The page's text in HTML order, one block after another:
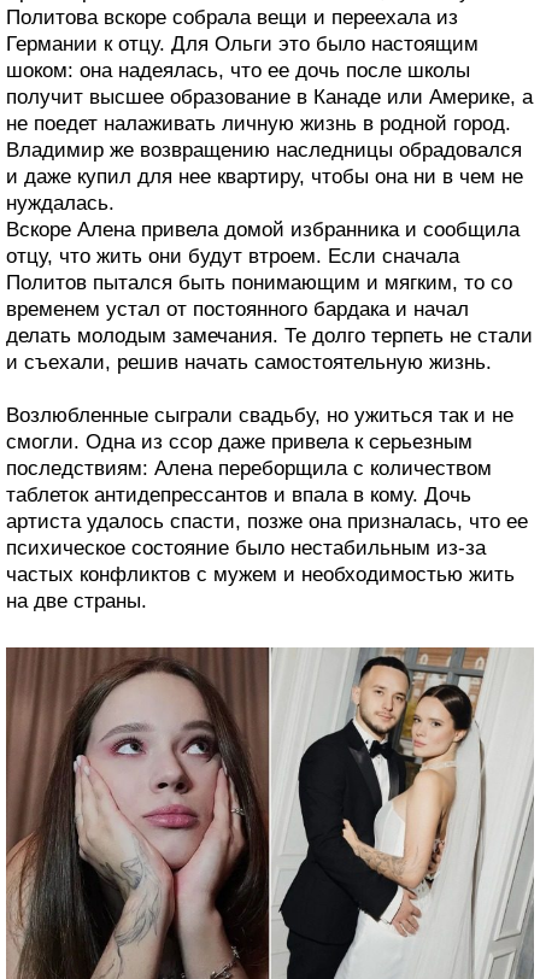
Политова вскоре собрала вещи и переехала из
Германии к отцу. Для Ольги это было настоящим
шоком: она надеялась, что ее дочь после школы
получит высшее образование в Канаде или Америке, а
не поедет налаживать личную жизнь в родной город.
Владимир же возвращению наследницы обрадовался
и даже купил для нее квартиру, чтобы она ни в чем не
нуждалась.
Вскоре Алена привела домой избранника и сообщила
отцу, что жить они будут втроем. Если сначала
Политов пытался быть понимающим и мягким, то со
временем устал от постоянного бардака и начал
делать молодым замечания. Те долго терпеть не стали
и съехали, решив начать самостоятельную жизнь.
Возлюбленные сыграли свадьбу, но ужиться так и не
смогли. Одна из ссор даже привела к серьезным
последствиям: Алена переборщила с количеством
таблеток антидепрессантов и впала в кому. Дочь
артиста удалось спасти, позже она призналась, что ее
психическое состояние было нестабильным из-за
частых конфликтов с мужем и необходимостью жить
на две страны.